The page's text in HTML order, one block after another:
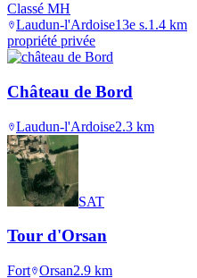
Classé MH
Laudun-l'Ardoise13e s.1.4 km
propriété privée
Château de Bord
Laudun-l'Ardoise2.3 km
SAT
Tour d'Orsan
Fort Orsan2.9 km